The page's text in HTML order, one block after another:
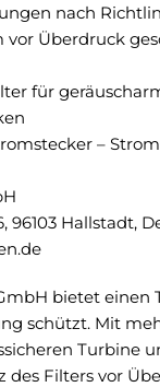
nach
vor Überdruck
für
–
96103 Hallstadt,
bietet einen
schützt. Mit
Turbine
des Filters vor